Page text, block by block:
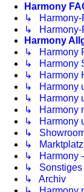
Harmony
↳ Harmony-
↳ Harmony-
Harmony
↳ Harmony
↳ Harmony
↳ Harmony
↳ Harmony
↳ Harmony
↳ Harmony
↳ Harmony
↳
↳ Marktplatz
↳ Harmony -
↳ Sonstiges
↳ Archiv